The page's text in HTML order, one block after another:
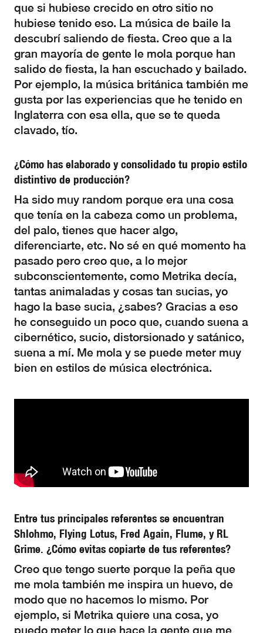
que si hubiese crecido en otro sitio no
hubiese tenido eso. La música de baile la
descubrí saliendo de fiesta. Creo que a la
gran mayoría de gente le mola porque han
salido de fiesta, la han escuchado y bailado.
Por ejemplo, la música británica también me
gusta por las experiencias que he tenido en
Inglaterra con esa ella, que se te queda
clavado, tío.
¿Cómo has elaborado y consolidado tu propio estilo
distintivo de producción?
Ha sido muy random porque era una cosa
que tenía en la cabeza como un problema,
del palo, tienes que hacer algo,
diferenciarte, etc. No sé en qué momento ha
pasado pero creo que, a lo mejor
subconscientemente, como Metrika decía,
tantas animaladas y cosas tan sucias, yo
hago la base sucia, ¿sabes? Gracias a eso
he conseguido un poco que, cuando suena a
cibernético, sucio, distorsionado y satánico,
suena a mí. Me mola y se puede meter muy
bien en estilos de música electrónica.
Entre tus principales referentes se encuentran
Shlohmo, Flying Lotus, Fred Again, Flume, y RL
Grime. ¿Cómo evitas copiarte de tus referentes?
Creo que tengo suerte porque la peña que
me mola también me inspira un huevo, de
modo que no hacemos lo mismo. Por
ejemplo, si Metrika quiere una cosa, yo
puedo meter lo que hace la gente que me